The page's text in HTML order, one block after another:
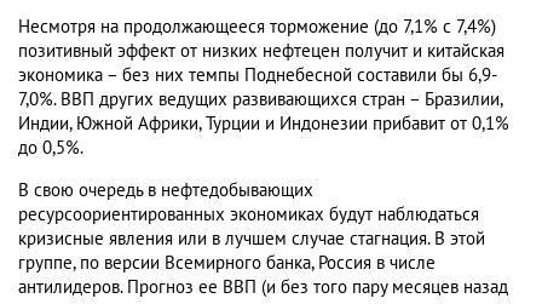
Несмотря на продолжающееся торможение (до 7,1% с 7,4%)
позитивный эффект от низких нефтецен получит и китайская
экономика – без них темпы Поднебесной составили бы 6,9-
7,0%. ВВП других ведущих развивающихся стран – Бразилии,
Индии, Южной Африки, Турции и Индонезии прибавит от 0,1%
до 0,5%.
В свою очередь в нефтедобывающих
ресурсоориентированных экономиках будут наблюдаться
кризисные явления или в лучшем случае стагнация. В этой
группе, по версии Всемирного банка, Россия в числе
антилидеров. Прогноз ее ВВП (и без того пару месяцев назад